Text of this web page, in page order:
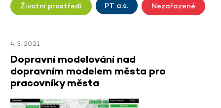
Životní prostředí PT a.s. Nezařazené
4. 3. 2021
Dopravní modelování nad
dopravním modelem města pro
pracovníky města